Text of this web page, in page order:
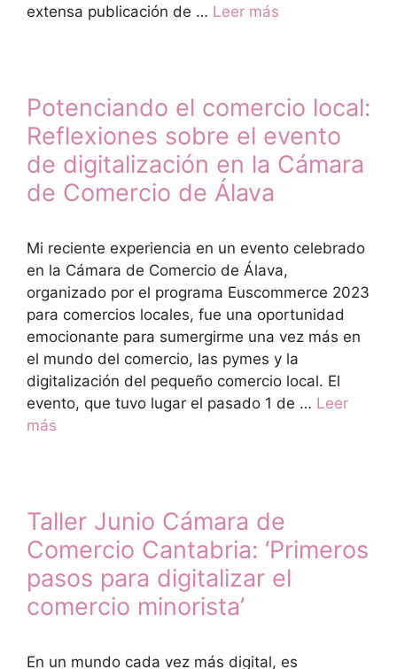
extensa publicación de … Leer más
Potenciando el comercio local:
Reflexiones sobre el evento
de digitalización en la Cámara
de Comercio de Álava
Mi reciente experiencia en un evento celebrado
en la Cámara de Comercio de Álava,
organizado por el programa Euscommerce 2023
para comercios locales, fue una oportunidad
emocionante para sumergirme una vez más en
el mundo del comercio, las pymes y la
digitalización del pequeño comercio local. El
evento, que tuvo lugar el pasado 1 de … Leer
más
Taller Junio Cámara de
Comercio Cantabria: ‘Primeros
pasos para digitalizar el
comercio minorista’
En un mundo cada vez más digital, es